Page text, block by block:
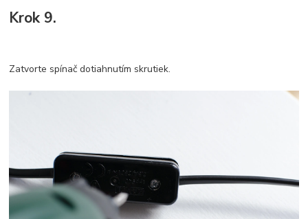
Krok 9.
Zatvorte spínač dotiahnutím skrutiek.